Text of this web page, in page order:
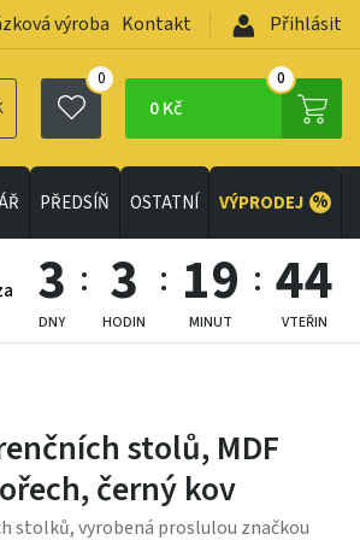
výroba Kontakt Přihlásit
0
0 Kč
0
PŘEDSÍŇ OSTATNÍ VÝPRODEJ %
3
DNY
3
HODIN
19
MINUT
41
VTEŘIN
stolů, MDF
černý kov
stolků, vyrobená proslulou značkou